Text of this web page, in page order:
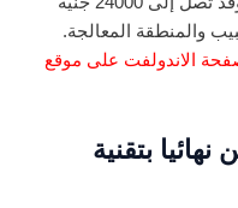
والمنطقة المعالجة.
الاندولفت على موقع
نهائيا بتقنية